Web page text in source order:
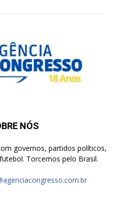
NÓS
governos, partidos políticos,
Torcemos pelo Brasil.